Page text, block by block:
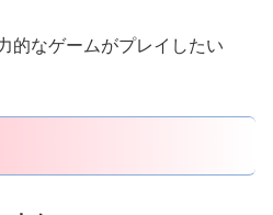
的なゲームがプレイしたい